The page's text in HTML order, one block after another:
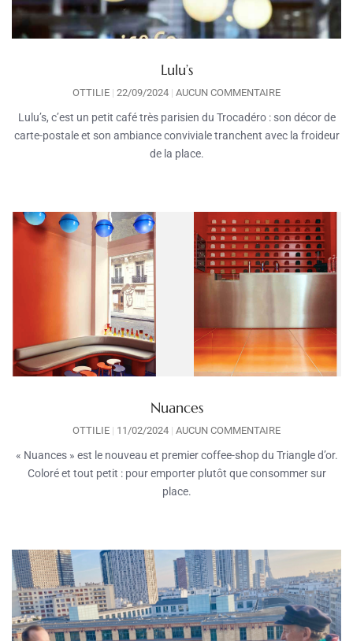
Lulu’s
OTTILIE 22/09/2024 AUCUN COMMENTAIRE
Lulu’s, c’est un petit café très parisien du Trocadéro : son décor de
carte-postale et son ambiance conviviale tranchent avec la froideur
de la place.
Nuances
OTTILIE 11/02/2024 AUCUN COMMENTAIRE
« Nuances » est le nouveau et premier coffee-shop du Triangle d’or.
Coloré et tout petit : pour emporter plutôt que consommer sur
place.